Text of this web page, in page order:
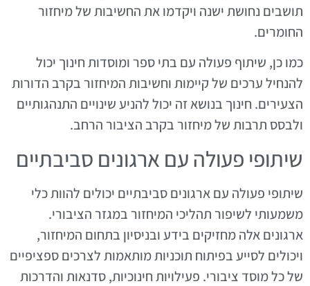
תושבים נחושת ישנה ויקדמו את החשיבות של מיחזור
החומרים.
כמו כן, שיתוף פעולה עם בתי ספר ומוסדות חינוך יכול
להנחיל ערכים של קיימות וחשיבות המיחזור בקרב הדורות
הצעירים. חינוך בנושא זה יכול להניע שינויים התנהגותיים
ולבסס תרבות של מיחזור בקרב הציבור הרחב.
שיתופי פעולה עם ארגונים סביבתיים
שיתופי פעולה עם ארגונים סביבתיים יכולים להוות כלי
משמעותי לשיפור תהליכי המיחזור במגזר הציבורי.
ארגונים אלה מחזיקים בידע ובניסיון בתחום המיחזור,
ויכולים לסייע בפיתוח תוכניות מותאמות לצרכים ספציפיים
של כל מוסד ציבורי. פעילויות חינוכיות, סדנאות והדרכות